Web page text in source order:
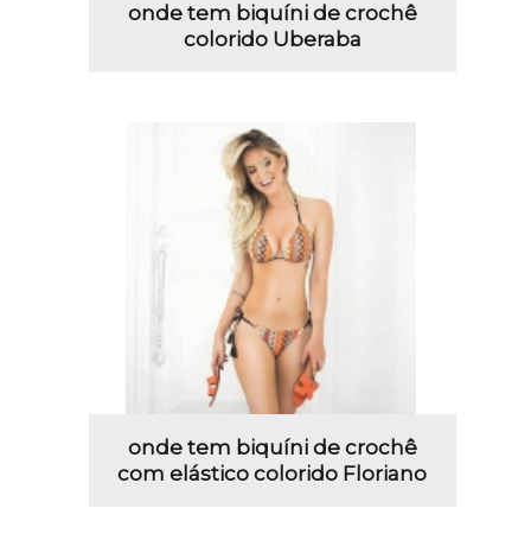
onde tem biquíni de crochê
colorido Uberaba
onde tem biquíni de crochê
com elástico colorido Floriano